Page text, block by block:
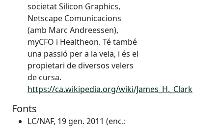
societat Silicon Graphics,
Netscape Comunicacions
(amb Marc Andreessen),
myCFO i Healtheon. Té també
una passió per a la vela, i és el
propietari de diversos velers
de cursa.
https://ca.wikipedia.org/wiki/James_H._Clark
Fonts
LC/NAF, 19 gen. 2011 (enc.: